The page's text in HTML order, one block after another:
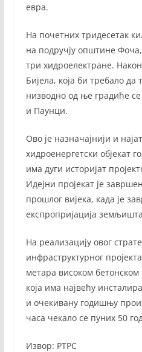
евра.
На почетних тридесетак
на подручју општине
три хидроелектране.
Бијела, која би требало да
низводно од ње градиће
и Паунци.
Ово је назначајнији и
хидроенергетски објекат
има дуги историјат
Идејни пројекат је
прошлог вијека, када је
експропријација
На реализацију овог
инфраструктурног
метара високом
која има највећу
и очекивану годишњу
часа чекало се пуних 50
Извор: РТРС